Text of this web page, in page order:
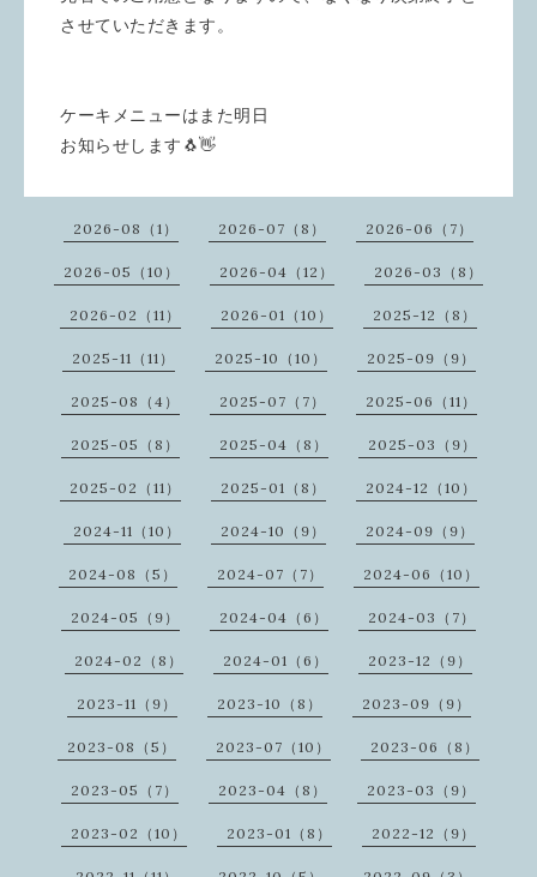
させていただきます。
ケーキメニューはまた明日
お知らせします🐧👋
2026-08（1） 2026-07（8） 2026-06（7）
2026-05（10） 2026-04（12） 2026-03（8）
2026-02（11） 2026-01（10） 2025-12（8）
2025-11（11） 2025-10（10） 2025-09（9）
2025-08（4） 2025-07（7） 2025-06（11）
2025-05（8） 2025-04（8） 2025-03（9）
2025-02（11） 2025-01（8） 2024-12（10）
2024-11（10） 2024-10（9） 2024-09（9）
2024-08（5） 2024-07（7） 2024-06（10）
2024-05（9） 2024-04（6） 2024-03（7）
2024-02（8） 2024-01（6） 2023-12（9）
2023-11（9） 2023-10（8） 2023-09（9）
2023-08（5） 2023-07（10） 2023-06（8）
2023-05（7） 2023-04（8） 2023-03（9）
2023-02（10） 2023-01（8） 2022-12（9）